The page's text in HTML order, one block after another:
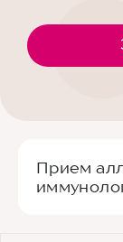
Прием